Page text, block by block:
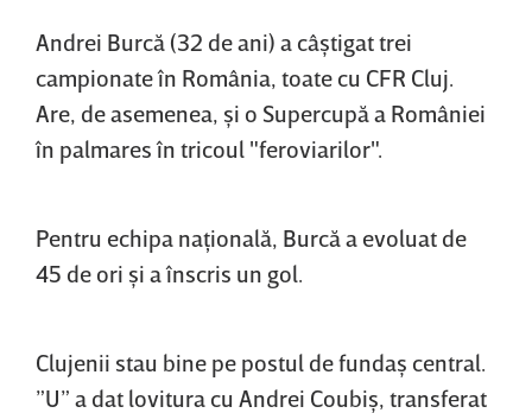
Andrei Burcă (32 de ani) a câştigat trei
campionate în România, toate cu CFR Cluj.
Are, de asemenea, şi o Supercupă a României
în palmares în tricoul "feroviarilor".
Pentru echipa naţională, Burcă a evoluat de
45 de ori şi a înscris un gol.
Clujenii stau bine pe postul de fundaş central.
”U” a dat lovitura cu Andrei Coubiş, transferat